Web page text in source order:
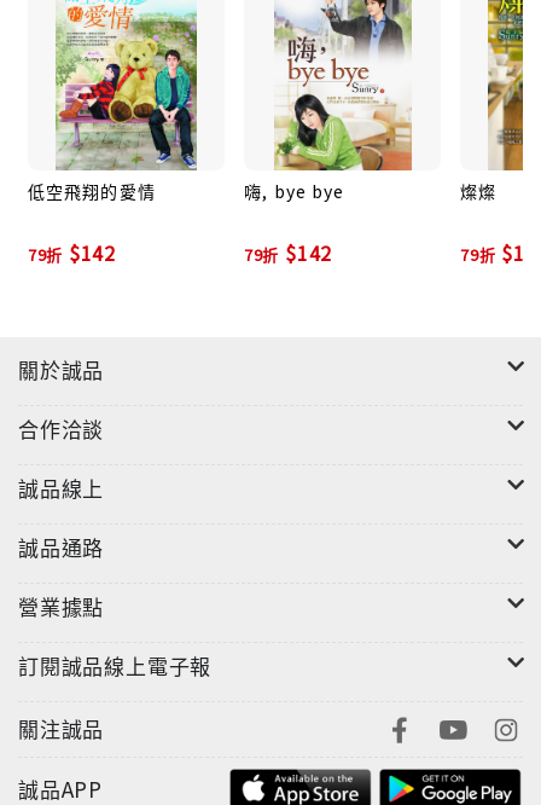
低空飛翔的愛情
79折 $142
嗨, bye bye
79折 $142
燦燦
79折
關於誠品
合作洽談
誠品線上
誠品通路
營業據點
訂閱誠品線上電子報
關注誠品
誠品APP